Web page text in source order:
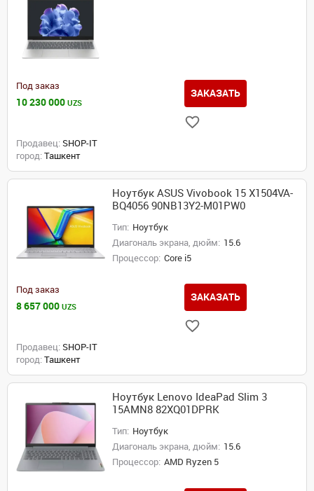
Под заказ
10 230 000 UZS
ЗАКАЗАТЬ
Продавец: SHOP-IT
город: Ташкент
Ноутбук ASUS Vivobook 15 X1504VA-
BQ4056 90NB13Y2-M01PW0
Тип: Ноутбук
Диагональ экрана, дюйм: 15.6
Процессор: Core i5
Под заказ
8 657 000 UZS
ЗАКАЗАТЬ
Продавец: SHOP-IT
город: Ташкент
Ноутбук Lenovo IdeaPad Slim 3
15AMN8 82XQ01DPRK
Тип: Ноутбук
Диагональ экрана, дюйм: 15.6
Процессор: AMD Ryzen 5